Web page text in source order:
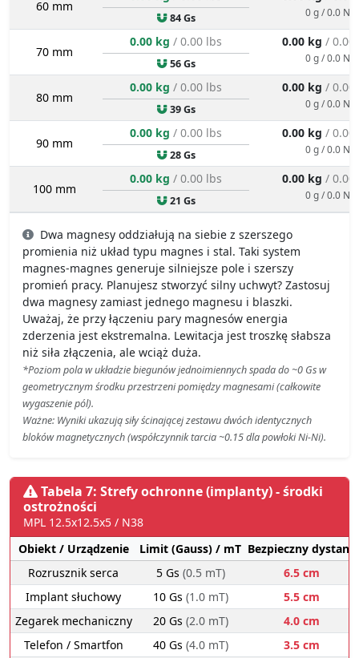
60 mm
84 Gs 0 g / 0.0 N
70 mm
0.00 kg / 0.00 lbs
56 Gs
0.00 kg / 0.00
0 g / 0.0 N
80 mm
0.00 kg / 0.00 lbs
39 Gs
0.00 kg / 0.00
0 g / 0.0 N
90 mm
0.00 kg / 0.00 lbs
28 Gs
0.00 kg / 0.00
0 g / 0.0 N
100 mm
0.00 kg / 0.00 lbs
21 Gs
0.00 kg / 0.00
0 g / 0.0 N
Dwa magnesy oddziałują na siebie z szerszego
promienia niż układ typu magnes i stal. Taki system
magnes-magnes generuje silniejsze pole i szerszy
promień pracy. Planujesz stworzyć silny uchwyt? Zastosuj
dwa magnesy zamiast jednego magnesu i blaszki.
Uważaj, że przy łączeniu pary magnesów energia
zderzenia jest ekstremalna. Lewitacja jest troszkę słabsza
niż siła złączenia, ale wciąż duża.
*Poziom pola w układzie biegunów jednoimiennych spada do ~0 Gs w
geometrycznym środku przestrzeni pomiędzy magnesami (całkowite
wygaszenie pól).
Ważne: Wyniki ukazują siły ścinającej zestawu dwóch identycznych
bloków magnetycznych (współczynnik tarcia ~0.15 dla powłoki Ni-Ni).
Tabela 7: Strefy ochronne (implanty) - środki
ostrożności
MPL 12.5x12.5x5 / N38
Obiekt / Urządzenie
Limit (Gauss) / mT Bezpieczny dystans
Rozrusznik serca
5 Gs (0.5 mT)
6.5 cm
Implant słuchowy
10 Gs (1.0 mT)
5.5 cm
Zegarek mechaniczny
20 Gs (2.0 mT)
4.0 cm
Telefon / Smartfon
40 Gs (4.0 mT)
3.5 cm